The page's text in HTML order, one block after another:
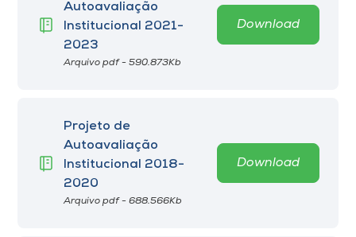
Biblioteca
Autoavaliação
Institucional 2021-
2023
Arquivo pdf - 590.873Kb
Download
Projeto de
Autoavaliação
Institucional 2018-
2020
Arquivo pdf - 688.566Kb
Download